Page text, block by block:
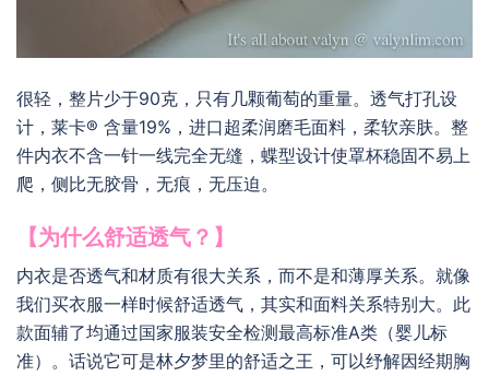
很轻，整片少于90克，只有几颗葡萄的重量。透气打孔设
计，莱卡® 含量19%，进口超柔润磨毛面料，柔软亲肤。整
件内衣不含一针一线完全无缝，蝶型设计使罩杯稳固不易上
爬，侧比无胶骨，无痕，无压迫。
【为什么舒适透气？】
内衣是否透气和材质有很大关系，而不是和薄厚关系。就像
我们买衣服一样时候舒适透气，其实和面料关系特别大。此
款面辅了均通过国家服装安全检测最高标准A类（婴儿标
准）。话说它可是林夕梦里的舒适之王，可以纾解因经期胸